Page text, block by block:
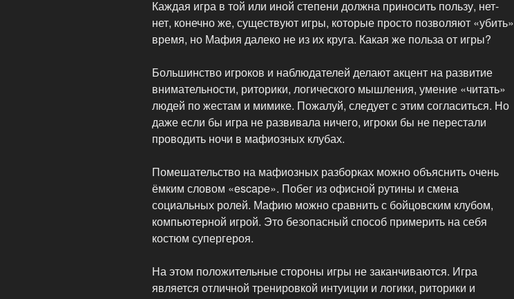
Каждая игра в той или иной степени должна приносить пользу, нет-
нет, конечно же, существуют игры, которые просто позволяют «убить»
время, но Мафия далеко не из их круга. Какая же польза от игры?
Большинство игроков и наблюдателей делают акцент на развитие
внимательности, риторики, логического мышления, умение «читать»
людей по жестам и мимике. Пожалуй, следует с этим согласиться. Но
даже если бы игра не развивала ничего, игроки бы не перестали
проводить ночи в мафиозных клубах.
Помешательство на мафиозных разборках можно объяснить очень
ёмким словом «escape». Побег из офисной рутины и смена
социальных ролей. Мафию можно сравнить с бойцовским клубом,
компьютерной игрой. Это безопасный способ примерить на себя
костюм супергероя.
На этом положительные стороны игры не заканчиваются. Игра
является отличной тренировкой интуиции и логики, риторики и